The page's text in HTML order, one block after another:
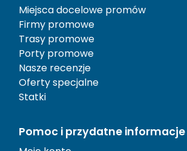
Miejsca docelowe promów
Firmy promowe
Trasy promowe
Porty promowe
Nasze recenzje
Oferty specjalne
Statki
Pomoc i przydatne informacje